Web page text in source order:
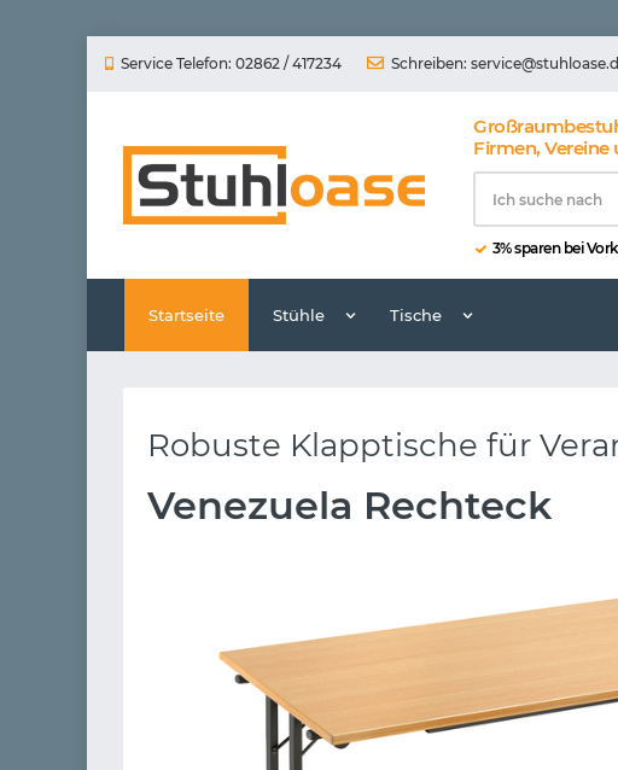
Service Telefon: 02862 / 417234 Schreiben:
Firmen,
3% sparen bei
Startseite Stühle Tische
Robuste Klapptische für
Venezuela Rechteck